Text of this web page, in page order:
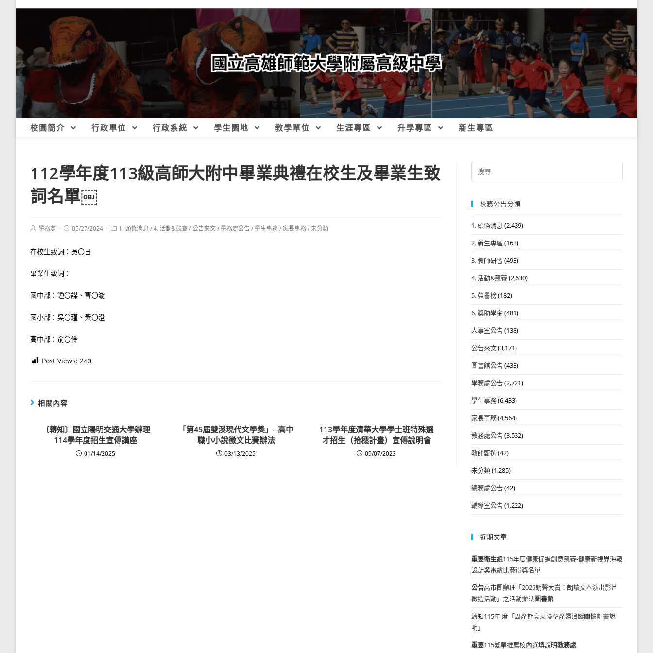
校園簡介 行政單位 行政系統 學生園地 教學單位 生涯專區 升學專區 新生專區
112學年度113級高師大附中畢業典禮在校生及畢業生致
詞名單￼
Post學務處
Post05/27/2024
Post1. 頭條消息 /4. 活動&競賽/公告來文/學務處公告/學生事務/ 家長事務/未分類
在校生致詞：吳〇日
畢業生致詞：
國中部：鍾〇謀、曹〇漩
國小部：吳〇瑾、黃〇澄
高中部：俞〇伶
Post Views: 240
相關內容
〔轉知〕國立陽明交通大學辦理
114學年度招生宣傳講座
01/14/2025
「第45屆雙溪現代文學獎」─高中
職小小說徵文比賽辦法
03/13/2025
113學年度清華大學學士班特殊選
才招生（拾穗計畫）宣傳說明會
09/07/2023
Search
for:
校務公告分類
1. 頭條消息 (2,439)
2. 新生專區 (163)
3. 教師研習 (493)
4. 活動&競賽(2,630)
5. 榮譽榜(182)
6. 獎助學金(481)
人事室公告(138)
公告來文(3,171)
圖書館公告(433)
學務處公告(2,721)
學生事務(6,433)
家長事務(4,564)
教務處公告(3,532)
教師甄選(42)
未分類(1,285)
總務處公告(42)
輔導室公告(1,222)
近期文章
重要衛生組115年度健康促進創意競賽-健康新視界海報
設計與電繪比賽得獎名單
公告高市圖辦理「2026朗聲大賞：朗讀文本演出影片
徵選活動」之活動辦法圖書館
轉知115年 度「周產期高風險孕產婦追蹤關懷計畫說
明」
重要115繁星推薦校內選填說明教務處